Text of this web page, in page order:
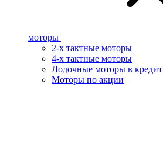
моторы
2-х тактные моторы
4-х тактные моторы
Лодочные моторы в кредит
Моторы по акции